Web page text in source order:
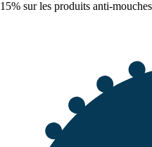
15% sur les produits anti-